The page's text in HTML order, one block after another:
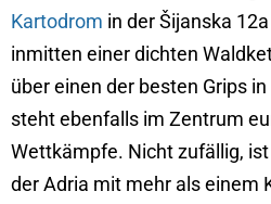
Kartodrom in der Šijanska
inmitten einer dichten
über einen der besten Grips
steht ebenfalls im Zentrum
Wettkämpfe. Nicht zufällig,
der Adria mit mehr als einem